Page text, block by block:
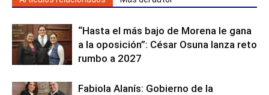
“Hasta el más bajo de Morena le gana
a la oposición”: César Osuna lanza reto
rumbo a 2027
Fabiola Alanís: Gobierno de la